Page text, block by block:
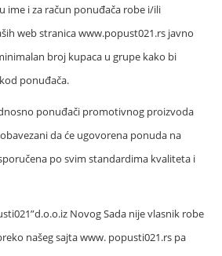
ime i za račun ponuđača robe i/ili
web stranica www.popust021.rs javno
broj kupaca u grupe kako bi
ponuđača.
ponuđači promotivnog proizvoda
da će ugovorena ponuda na
po svim standardima kvaliteta i
Novog Sada nije vlasnik robe
našeg sajta www. popusti021.rs pa